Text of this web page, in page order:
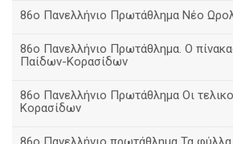
86ο Πανελλήνιο Πρωτάθλημα Νέο
86ο Πανελλήνιο Πρωτάθλημα. Ο
Παίδων-Κορασίδων
86ο Πανελλήνιο Πρωτάθλημα Οι
Κορασίδων